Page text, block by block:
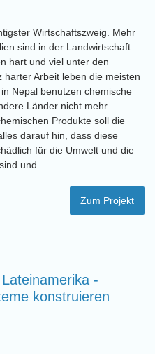
Wirtschaftszweig. Mehr
sind in der Landwirtschaft
hart und viel unter den
Arbeit leben die meisten
Nepal benutzen chemische
Länder nicht mehr
Produkte soll die
darauf hin, dass diese
für die Umwelt und die
und...
Zum Projekt
-
konstruieren